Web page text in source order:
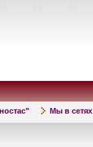
Мы в сетях